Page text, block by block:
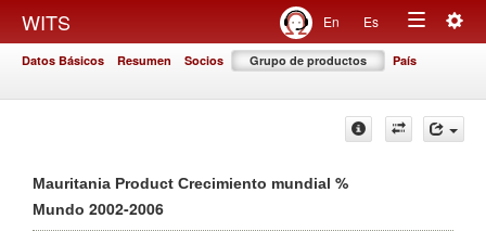
WITS En Es
Toggle
Datos Básicos Resumen Socios Grupo de productos País
Mauritania Product Crecimiento mundial %
Mundo 2002-2006